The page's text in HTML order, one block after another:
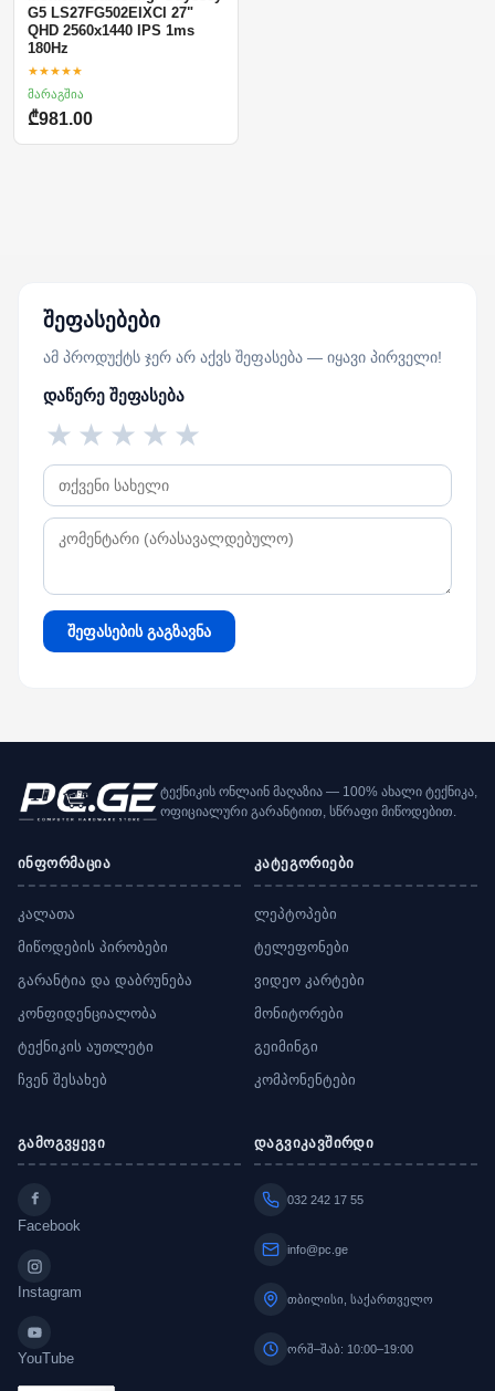
G5 LS27FG502EIXCI 27"
QHD 2560x1440 IPS 1ms
180Hz
★★★★★
მარაგშია
₾981.00
შეფასებები
ამ პროდუქტს ჯერ არ აქვს შეფასება — იყავი პირველი!
დაწერე შეფასება
★
★
★
★
★
შეფასების გაგზავნა
ტექნიკის ონლაინ მაღაზია — 100% ახალი ტექნიკა,
ოფიციალური გარანტიით, სწრაფი მიწოდებით.
ინფორმაცია
კალათა
მიწოდების პირობები
გარანტია და დაბრუნება
კონფიდენციალობა
ტექნიკის აუთლეტი
ჩვენ შესახებ
კატეგორიები
ლეპტოპები
ტელეფონები
ვიდეო კარტები
მონიტორები
გეიმინგი
კომპონენტები
გამოგვყევი
Facebook
Instagram
YouTube
დაგვიკავშირდი
032 242 17 55
info@pc.ge
თბილისი, საქართველო
ორშ–შაბ: 10:00–19:00